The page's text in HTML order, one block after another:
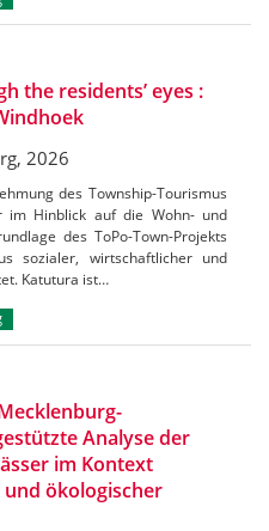
the residents’ eyes :
2026
des Township-Tourismus
im Hinblick auf die Wohn- und
des ToPo-Town-Projekts
sozialer, wirtschaftlicher und
Katutura ist…
Analyse der
im Kontext
ökologischer